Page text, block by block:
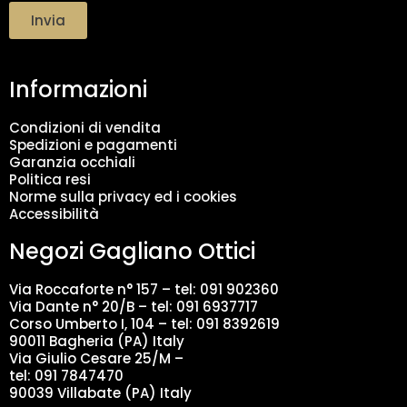
e
t
o
d
a
t
i
*
Invia
Informazioni
Condizioni di vendita
Spedizioni e pagamenti
Garanzia occhiali
Politica resi
Norme sulla privacy ed i cookies
Accessibilità
Negozi Gagliano Ottici
Via Roccaforte n° 157 – tel: 091 902360
Via Dante n° 20/B – tel: 091 6937717
Corso Umberto I, 104 – tel: 091 8392619
90011 Bagheria (PA) Italy
Via Giulio Cesare 25/M –
tel: 091 7847470
90039 Villabate (PA) Italy